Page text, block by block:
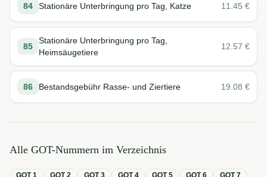
84 Stationäre Unterbringung pro Tag, Katze 11.45 €
85
Stationäre Unterbringung pro Tag,
Heimsäugetiere
12.57 €
86 Bestandsgebühr Rasse- und Ziertiere 19.08 €
Alle GOT-Nummern im Verzeichnis
GOT1 GOT2 GOT3 GOT4 GOT5 GOT6 GOT7